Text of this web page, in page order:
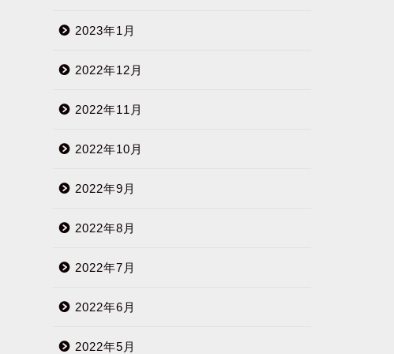
2023年1月
2022年12月
2022年11月
2022年10月
2022年9月
2022年8月
2022年7月
2022年6月
2022年5月